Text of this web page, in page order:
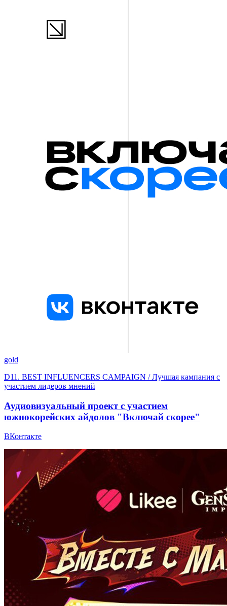
gold
D11. BEST INFLUENСERS CAMPAIGN / Лучшая кампания с
участием лидеров мнений
Аудиовизуальный проект с участием
южнокорейских айдолов "Включай скорее"
ВКонтакте